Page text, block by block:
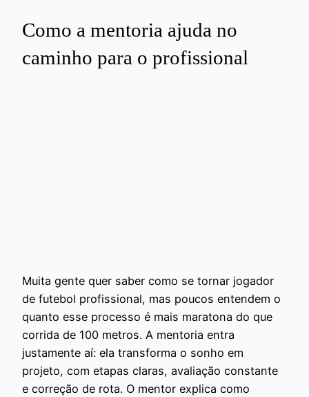
Como a mentoria ajuda no
caminho para o profissional
Muita gente quer saber como se tornar jogador
de futebol profissional, mas poucos entendem o
quanto esse processo é mais maratona do que
corrida de 100 metros. A mentoria entra
justamente aí: ela transforma o sonho em
projeto, com etapas claras, avaliação constante
e correção de rota. O mentor explica como